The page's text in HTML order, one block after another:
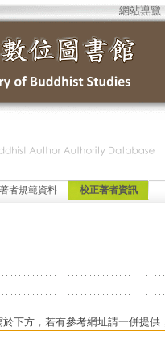
網站導覽
者規範資料 校正著者資訊
下方，若有參考網址請一併提供